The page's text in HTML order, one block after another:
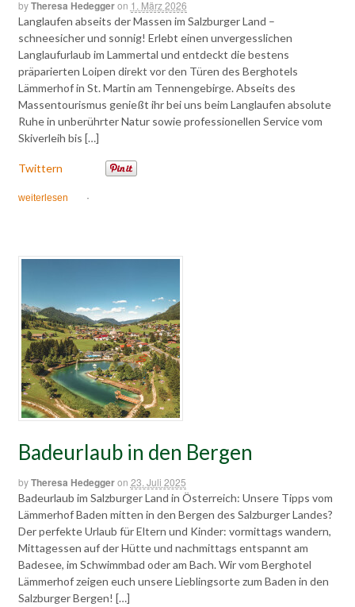
byTheresa Hedeggeron 1. März 2026
Langlaufen abseits der Massen im Salzburger Land –
schneesicher und sonnig! Erlebt einen unvergesslichen
Langlaufurlaub im Lammertal und entdeckt die bestens
präparierten Loipen direkt vor den Türen des Berghotels
Lämmerhof in St. Martin am Tennengebirge. Abseits des
Massentourismus genießt ihr bei uns beim Langlaufen absolute
Ruhe in unberührter Natur sowie professionellen Service vom
Skiverleih bis […]
Twittern
weiterlesen ·
Badeurlaub in den Bergen
byTheresa Hedeggeron 23. Juli 2025
Badeurlaub im Salzburger Land in Österreich: Unsere Tipps vom
Lämmerhof Baden mitten in den Bergen des Salzburger Landes?
Der perfekte Urlaub für Eltern und Kinder: vormittags wandern,
Mittagessen auf der Hütte und nachmittags entspannt am
Badesee, im Schwimmbad oder am Bach. Wir vom Berghotel
Lämmerhof zeigen euch unsere Lieblingsorte zum Baden in den
Salzburger Bergen! […]